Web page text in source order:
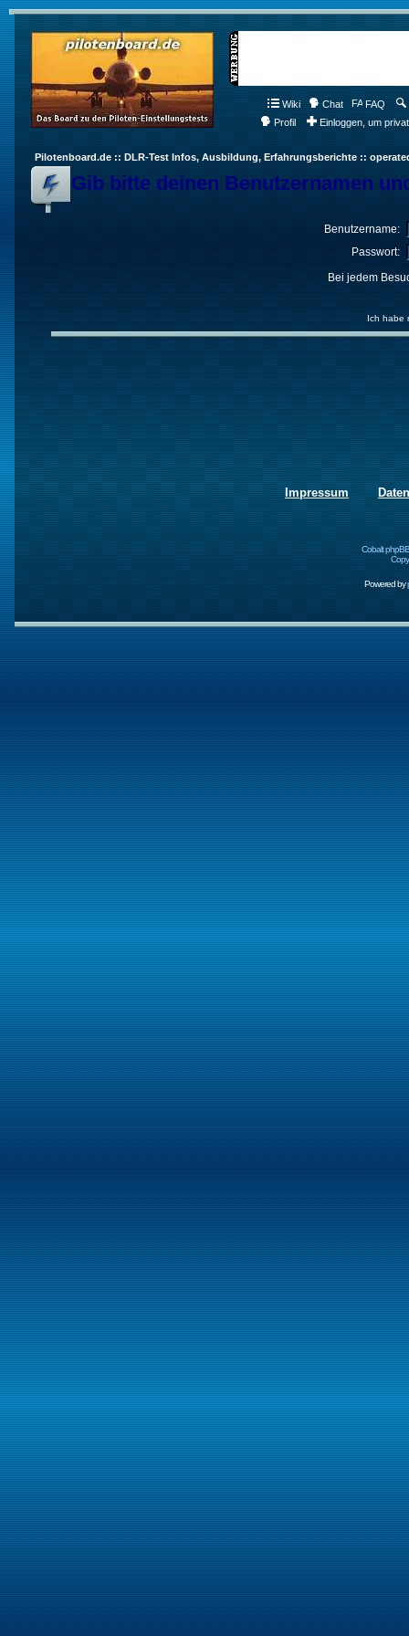
Wiki Chat FAQ
Profil
Einloggen, um
Pilotenboard.de :: DLR-Test Infos, Ausbildung, Erfahrungsberichte ::
Gib bitte deinen Benutzernamen
Benutzername:
Passwort:
Bei jedem
Ich habe
Impressum
Cobalt
Powered by